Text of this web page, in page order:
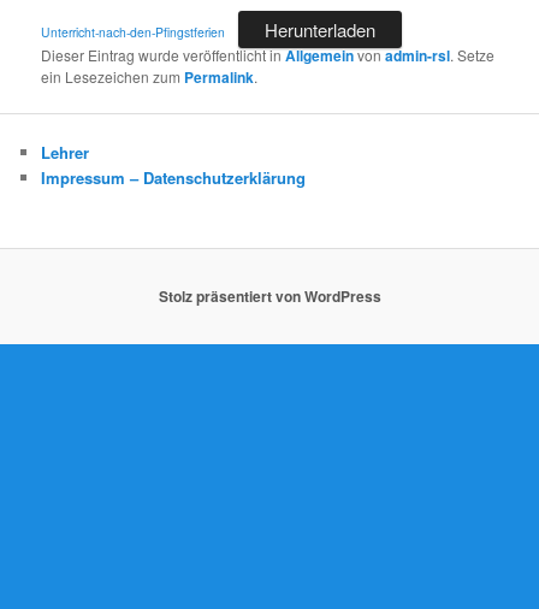
Unterricht-nach-den-Pfingstferien Herunterladen
Dieser Eintrag wurde veröffentlicht inAllgemeinvonadmin-rsl. Setze
ein Lesezeichen zum Permalink.
Lehrer
Impressum – Datenschutzerklärung
Stolz präsentiert von WordPress